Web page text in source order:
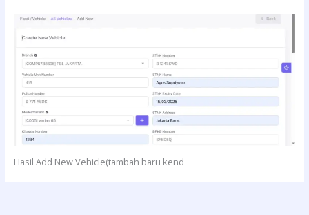
Hasil Add New Vehicle(tambah baru kend